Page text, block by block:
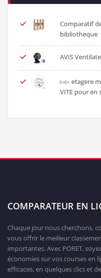
Comparatif
bibliotheque
AVIS
▻▻ etagere
VITE pour en
COMPARATEUR EN
Chaque jour nous cherchons,
vous offrir le meilleur
importantes. Avec PORET,
économies sur vos courses en
efficaces, en quelques clics et